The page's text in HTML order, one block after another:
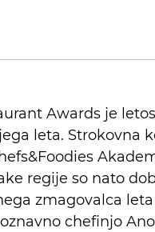
Awards je
leta. Strokovna
regije so nato
zmagovalca
chefinjo Ano